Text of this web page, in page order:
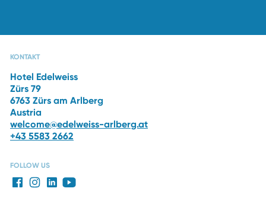
KONTAKT
Hotel Edelweiss
Zürs 79
6763 Zürs am Arlberg
Austria
welcome@edelweiss-arlberg.at
+43 5583 2662
FOLLOW US